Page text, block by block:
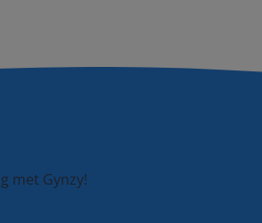
met Gynzy!